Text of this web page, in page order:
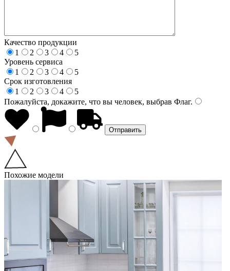
Качество продукции
1
2 3 4
5
Уровень сервиса
1
2 3 4
5
Срок изготовления
1
2 3 4
5
Пожалуйста, докажите, что вы человек, выбрав Флаг.
Похожие модели